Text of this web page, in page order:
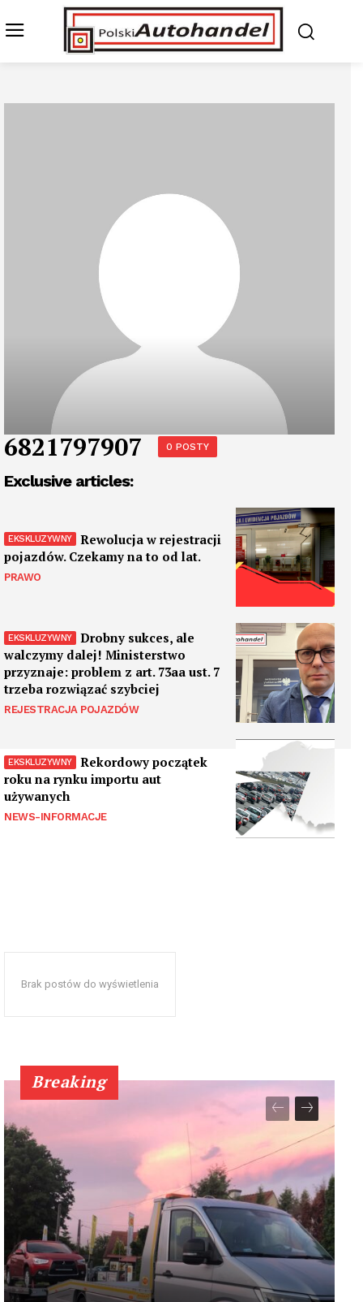
6821797907 0 POSTY
Exclusive articles:
Rewolucja w rejestracji
pojazdów. Czekamy na to od lat.
PRAWO
Drobny sukces, ale
walczymy dalej! Ministerstwo
przyznaje: problem z art. 73aa ust. 7
trzeba rozwiązać szybciej
REJESTRACJA POJAZDÓW
Rekordowy początek
roku na rynku importu aut
używanych
NEWS-INFORMACJE
Brak postów do wyświetlenia
Breaking